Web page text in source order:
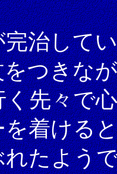
治して
つきな
先々で
着ける
たよう